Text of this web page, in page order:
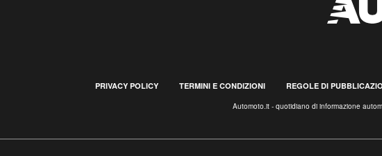
PRIVACY POLICY TERMINI E CONDIZIONI REGOLE DI
Automoto.it - quotidiano di informazione